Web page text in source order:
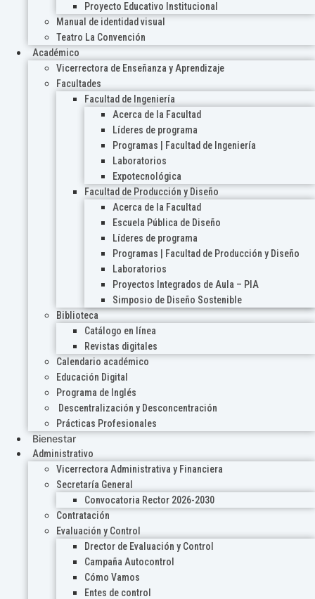
Proyecto Educativo Institucional
Manual de identidad visual
Teatro La Convención
Académico
Vicerrectora de Enseñanza y Aprendizaje
Facultades
Facultad de Ingeniería
Acerca de la Facultad
Líderes de programa
Programas | Facultad de Ingeniería
Laboratorios
Expotecnológica
Facultad de Producción y Diseño
Acerca de la Facultad
Escuela Pública de Diseño
Líderes de programa
Programas | Facultad de Producción y Diseño
Laboratorios
Proyectos Integrados de Aula – PIA
Simposio de Diseño Sostenible
Biblioteca
Catálogo en línea
Revistas digitales
Calendario académico
Educación Digital
Programa de Inglés
Descentralización y Desconcentración
Prácticas Profesionales
Bienestar
Administrativo
Vicerrectora Administrativa y Financiera
Secretaría General
Convocatoria Rector 2026-2030
Contratación
Evaluación y Control
Drector de Evaluación y Control
Campaña Autocontrol
Cómo Vamos
Entes de control